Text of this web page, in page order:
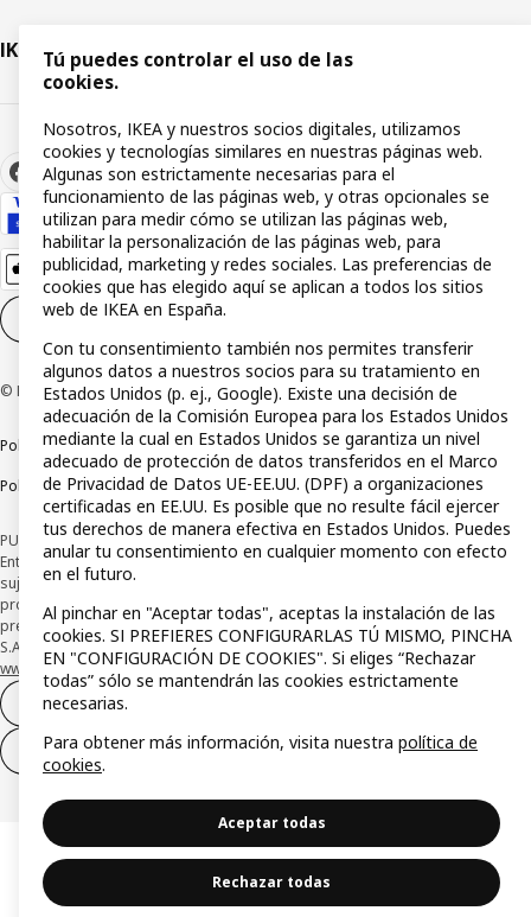
IKEA
Configuración de cookies
© Inter IKEA Systems B.V 1999-2026
Política de privacidadPolítica de cookiesTérminos y condiciones
Política de divulgación responsable
PUBLICIDAD: *Financiación a través de la tarjeta IKEA VISA emitida por la
Entidad de Pago híbrida CaixaBank Payments & Consumer, E.F.C., E.P., S.A.U., y
sujeta a su organización. La entidad ha escogido como sistema de
protección de los fondos recibidos de usuarios de servicios de pago que
presta su depósito en una cuenta bancaria separada abierta en CaixaBank,
S.A. Conoce más acerca de las formas de pago de tu tarjeta aquí:
www.caixabankpc.com/es/productos. ​
Desistimiento del contrato
Desistimiento de solo servicios
Tú puedes controlar el uso de las
cookies.
Nosotros, IKEA y nuestros socios digitales, utilizamos
cookies y tecnologías similares en nuestras páginas web.
Algunas son estrictamente necesarias para el
funcionamiento de las páginas web, y otras opcionales se
utilizan para medir cómo se utilizan las páginas web,
habilitar la personalización de las páginas web, para
publicidad, marketing y redes sociales. Las preferencias de
cookies que has elegido aquí se aplican a todos los sitios
web de IKEA en España.
Con tu consentimiento también nos permites transferir
algunos datos a nuestros socios para su tratamiento en
Estados Unidos (p. ej., Google). Existe una decisión de
adecuación de la Comisión Europea para los Estados Unidos
mediante la cual en Estados Unidos se garantiza un nivel
adecuado de protección de datos transferidos en el Marco
de Privacidad de Datos UE-EE.UU. (DPF) a organizaciones
certificadas en EE.UU. Es posible que no resulte fácil ejercer
tus derechos de manera efectiva en Estados Unidos. Puedes
anular tu consentimiento en cualquier momento con efecto
en el futuro.
Al pinchar en "Aceptar todas", aceptas la instalación de las
cookies. SI PREFIERES CONFIGURARLAS TÚ MISMO, PINCHA
EN "CONFIGURACIÓN DE COOKIES". Si eliges “Rechazar
todas” sólo se mantendrán las cookies estrictamente
necesarias.
Para obtener más información, visita nuestra política de
cookies.
Aceptar todas
Rechazar todas